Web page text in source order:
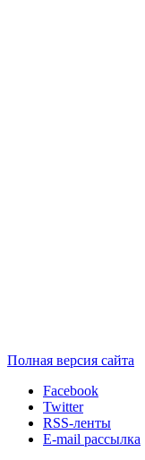
Полная версия сайта
Facebook
Twitter
RSS-ленты
E-mail рассылка